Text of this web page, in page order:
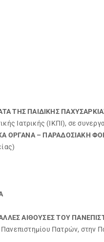
ΤΗΣ ΠΑΙΔΙΚΗΣ
Ιατρικής (ΙΚΠΙ), σε
ΟΡΓΑΝΑ – ΠΑΡΑΔΟΣΙΑΚΗ
ΑΙΘΟΥΣΕΣ ΤΟΥ
Πατρών, στην